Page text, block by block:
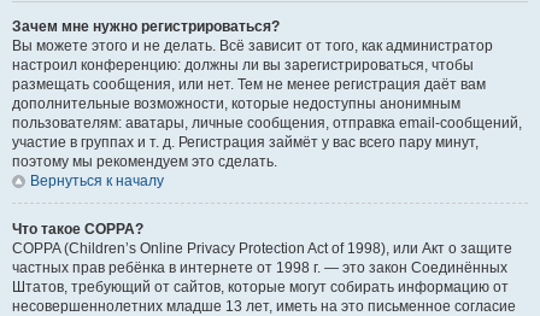
Зачем мне нужно регистрироваться?
Вы можете этого и не делать. Всё зависит от того, как администратор
настроил конференцию: должны ли вы зарегистрироваться, чтобы
размещать сообщения, или нет. Тем не менее регистрация даёт вам
дополнительные возможности, которые недоступны анонимным
пользователям: аватары, личные сообщения, отправка email-сообщений,
участие в группах и т. д. Регистрация займёт у вас всего пару минут,
поэтому мы рекомендуем это сделать.
Вернуться к началу
Что такое COPPA?
COPPA (Children’s Online Privacy Protection Act of 1998), или Акт о защите
частных прав ребёнка в интернете от 1998 г. — это закон Соединённых
Штатов, требующий от сайтов, которые могут собирать информацию от
несовершеннолетних младше 13 лет, иметь на это письменное согласие